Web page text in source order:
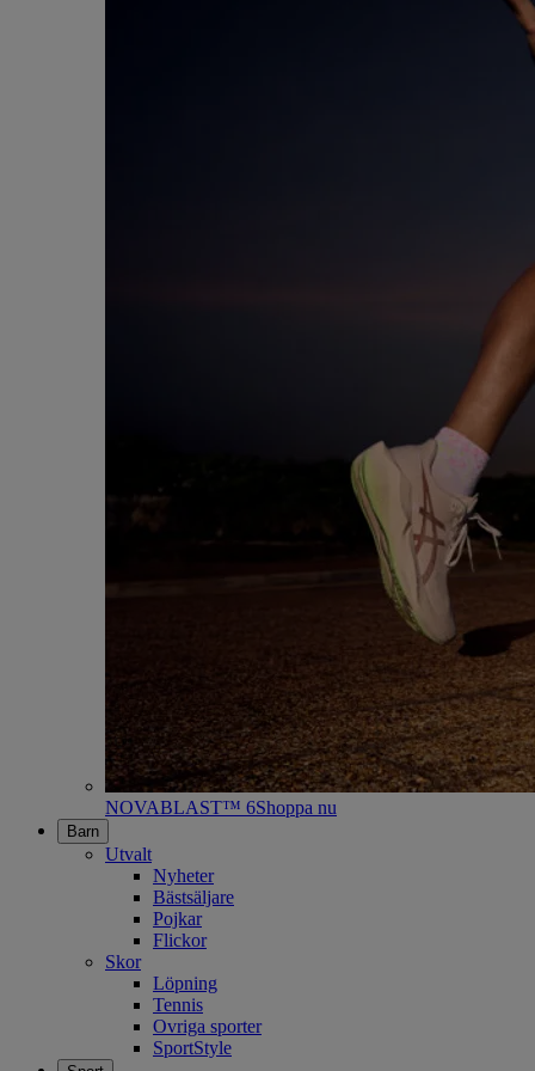
NOVABLAST™ 6Shoppa nu
Barn
Utvalt
Nyheter
Bästsäljare
Pojkar
Flickor
Skor
Löpning
Tennis
Ovriga sporter
SportStyle